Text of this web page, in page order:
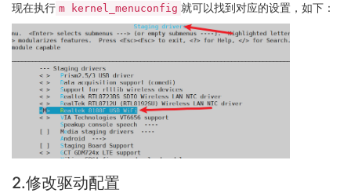
现在执行 m kernel_menuconfig 就可以找到对应的设置，如下：
2.修改驱动配置